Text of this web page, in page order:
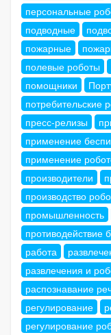
персональные
подводные
пожарные
полевые роботы
помощники
потребительские
пресс-релизы
применение
применение
производители
производство
промышленность
противодействие
работа
развлечения и
распознавание
регулирование
регулирование